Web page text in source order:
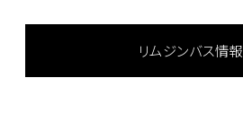
リムジンバス情報